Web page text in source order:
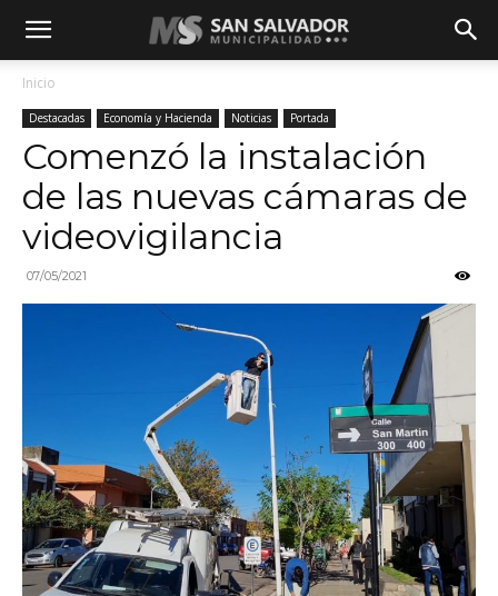
Inicio
Destacadas Economía y Hacienda Noticias Portada
Comenzó la instalación
de las nuevas cámaras de
videovigilancia
07/05/2021